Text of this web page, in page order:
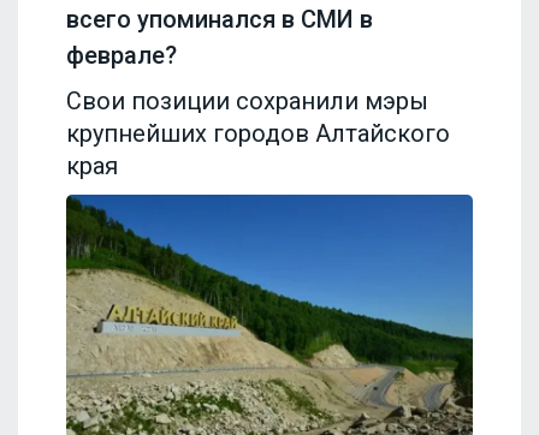
всего упоминался в СМИ в
феврале?
Свои позиции сохранили мэры
крупнейших городов Алтайского
края